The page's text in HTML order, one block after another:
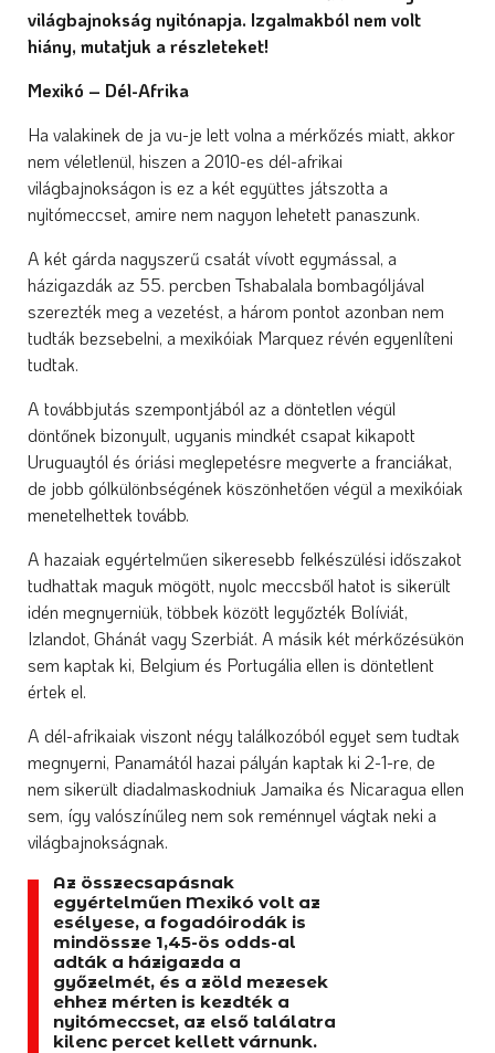
világbajnokság nyitónapja. Izgalmakból nem volt
hiány, mutatjuk a részleteket!
Mexikó – Dél-Afrika
Ha valakinek de ja vu-je lett volna a mérkőzés miatt, akkor
nem véletlenül, hiszen a 2010-es dél-afrikai
világbajnokságon is ez a két együttes játszotta a
nyitómeccset, amire nem nagyon lehetett panaszunk.
A két gárda nagyszerű csatát vívott egymással, a
házigazdák az 55. percben Tshabalala bombagóljával
szerezték meg a vezetést, a három pontot azonban nem
tudták bezsebelni, a mexikóiak Marquez révén egyenlíteni
tudtak.
A továbbjutás szempontjából az a döntetlen végül
döntőnek bizonyult, ugyanis mindkét csapat kikapott
Uruguaytól és óriási meglepetésre megverte a franciákat,
de jobb gólkülönbségének köszönhetően végül a mexikóiak
menetelhettek tovább.
A hazaiak egyértelműen sikeresebb felkészülési időszakot
tudhattak maguk mögött, nyolc meccsből hatot is sikerült
idén megnyerniük, többek között legyőzték Bolíviát,
Izlandot, Ghánát vagy Szerbiát. A másik két mérkőzésükön
sem kaptak ki, Belgium és Portugália ellen is döntetlent
értek el.
A dél-afrikaiak viszont négy találkozóból egyet sem tudtak
megnyerni, Panamától hazai pályán kaptak ki 2-1-re, de
nem sikerült diadalmaskodniuk Jamaika és Nicaragua ellen
sem, így valószínűleg nem sok reménnyel vágtak neki a
világbajnokságnak.
Az összecsapásnak
egyértelműen Mexikó volt az
esélyese, a fogadóirodák is
mindössze 1,45-ös odds-al
adták a házigazda a
győzelmét, és a zöld mezesek
ehhez mérten is kezdték a
nyitómeccset, az első találatra
kilenc percet kellett várnunk.